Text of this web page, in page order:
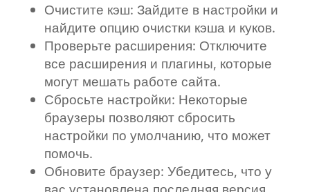
Очистите кэш: Зайдите в настройки и
найдите опцию очистки кэша и куков.
Проверьте расширения: Отключите
все расширения и плагины, которые
могут мешать работе сайта.
Сбросьте настройки: Некоторые
браузеры позволяют сбросить
настройки по умолчанию, что может
помочь.
Обновите браузер: Убедитесь, что у